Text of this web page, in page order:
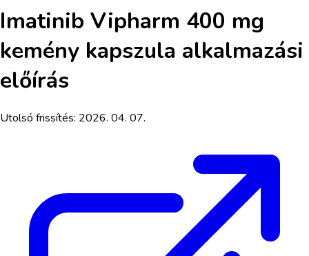
Imatinib Vipharm 400 mg
kemény kapszula alkalmazási
előírás
Utolsó frissítés: 2026. 04. 07.